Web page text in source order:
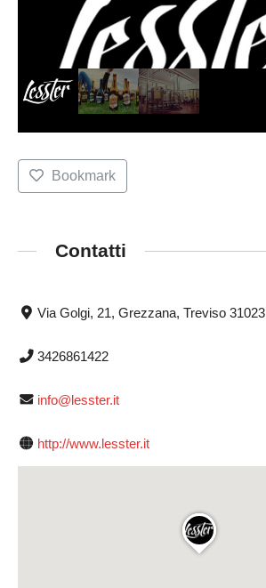
Bookmark
Contatti
Via Golgi, 21, Grezzana, Treviso 31023
3426861422
info@lesster.it
http://www.lesster.it